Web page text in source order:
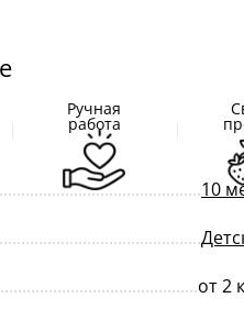
Ручная
работа
10
от 2